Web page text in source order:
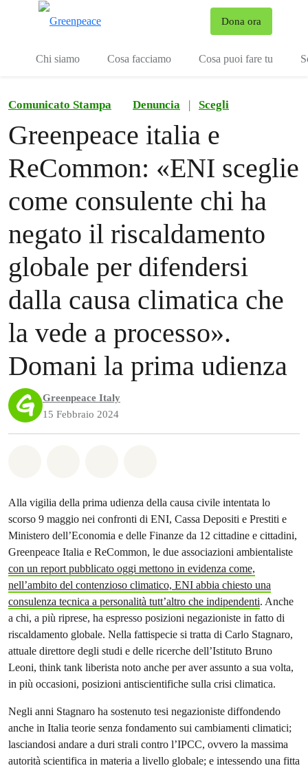
Dona ora
Chi siamo Cosa facciamo Cosa puoi fare tu
Comunicato Stampa Denuncia | Scegli
Greenpeace italia e
ReCommon: «ENI sceglie
come consulente chi ha
negato il riscaldamento
globale per difendersi
dalla causa climatica che
la vede a processo».
Domani la prima udienza
Greenpeace Italy
15 Febbraio 2024
Alla vigilia della prima udienza della causa civile intentata lo
scorso 9 maggio nei confronti di ENI, Cassa Depositi e Prestiti e
Ministero dell’Economia e delle Finanze da 12 cittadine e cittadini,
Greenpeace Italia e ReCommon, le due associazioni ambientaliste
con un report pubblicato oggi mettono in evidenza come,
nell’ambito del contenzioso climatico, ENI abbia chiesto una
consulenza tecnica a personalità tutt’altro che indipendenti. Anche
a chi, a più riprese, ha espresso posizioni negazioniste in fatto di
riscaldamento globale. Nella fattispecie si tratta di Carlo Stagnaro,
attuale direttore degli studi e delle ricerche dell’Istituto Bruno
Leoni, think tank liberista noto anche per aver assunto a sua volta,
in più occasioni, posizioni antiscientifiche sulla crisi climatica.
Negli anni Stagnaro ha sostenuto tesi negazioniste diffondendo
anche in Italia teorie senza fondamento sui cambiamenti climatici;
lasciandosi andare a duri strali contro l’IPCC, ovvero la massima
autorità scientifica in materia a livello globale; e intessendo una fitta